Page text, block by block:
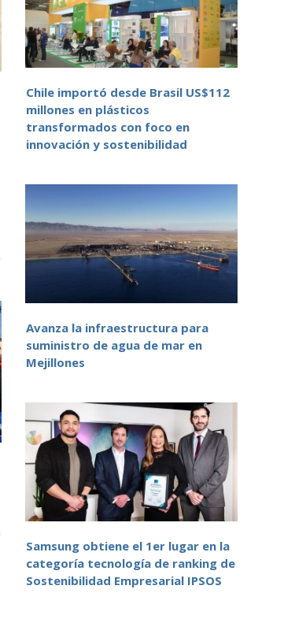
Chile importó desde Brasil US$112
millones en plásticos
transformados con foco en
innovación y sostenibilidad
Avanza la infraestructura para
suministro de agua de mar en
Mejillones
Samsung obtiene el 1er lugar en la
categoría tecnología de ranking de
Sostenibilidad Empresarial IPSOS